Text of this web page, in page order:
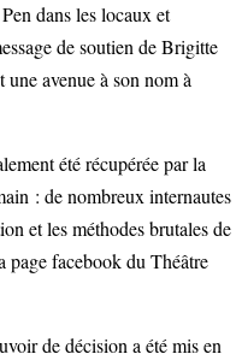
dans les locaux et
de soutien de Brigitte
avenue à son nom à
été récupérée par la
: de nombreux internautes
et les méthodes brutales de
facebook du Théâtre
de décision a été mis en